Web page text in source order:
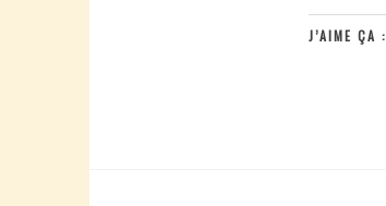
J’AIME ÇA :